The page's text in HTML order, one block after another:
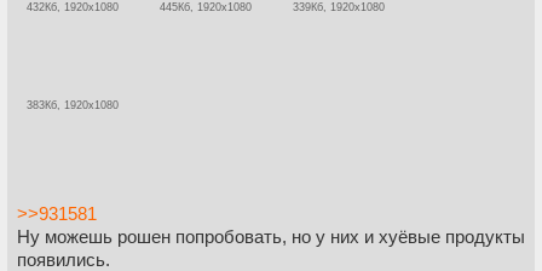
432Кб, 1920x1080 445Кб, 1920x1080 339Кб, 1920x1080
383Кб, 1920x1080
>>931581
Ну можешь рошен попробовать, но у них и хуёвые продукты
появились.